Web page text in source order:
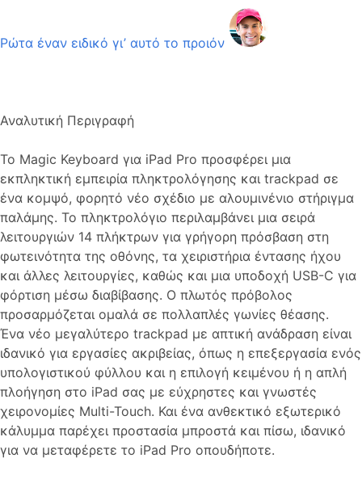
Ρώτα έναν ειδικό γι’ αυτό το προιόν
Αναλυτική Περιγραφή
Το Magic Keyboard για iPad Pro προσφέρει μια
εκπληκτική εμπειρία πληκτρολόγησης και trackpad σε
ένα κομψό, φορητό νέο σχέδιο με αλουμινένιο στήριγμα
παλάμης. Το πληκτρολόγιο περιλαμβάνει μια σειρά
λειτουργιών 14 πλήκτρων για γρήγορη πρόσβαση στη
φωτεινότητα της οθόνης, τα χειριστήρια έντασης ήχου
και άλλες λειτουργίες, καθώς και μια υποδοχή USB-C για
φόρτιση μέσω διαβίβασης. Ο πλωτός πρόβολος
προσαρμόζεται ομαλά σε πολλαπλές γωνίες θέασης.
Ένα νέο μεγαλύτερο trackpad με απτική ανάδραση είναι
ιδανικό για εργασίες ακριβείας, όπως η επεξεργασία ενός
υπολογιστικού φύλλου και η επιλογή κειμένου ή η απλή
πλοήγηση στο iPad σας με εύχρηστες και γνωστές
χειρονομίες Multi-Touch. Και ένα ανθεκτικό εξωτερικό
κάλυμμα παρέχει προστασία μπροστά και πίσω, ιδανικό
για να μεταφέρετε το iPad Pro οπουδήποτε.